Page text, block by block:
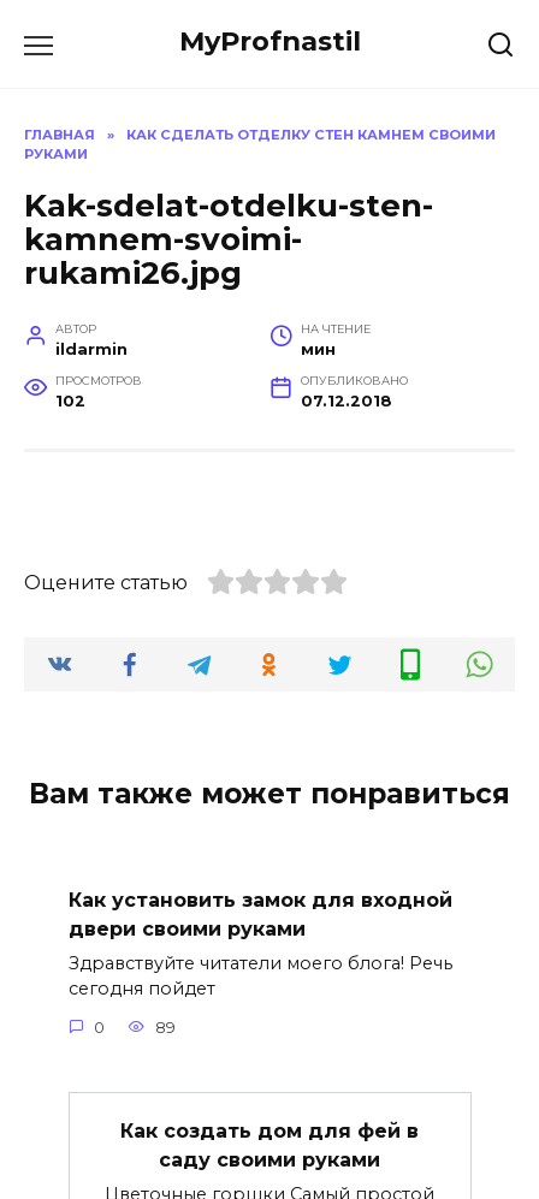
MyProfnastil
ГЛАВНАЯ »
КАК СДЕЛАТЬ ОТДЕЛКУ СТЕН КАМНЕМ СВОИМИ
РУКАМИ
Kak-sdelat-otdelku-sten-
kamnem-svoimi-
rukami26.jpg
АВТОР
ildarmin
НА ЧТЕНИЕ
мин
ПРОСМОТРОВ
102
ОПУБЛИКОВАНО
07.12.2018
Оцените статью
Вам также может понравиться
Как установить замок для входной
двери своими руками
Здравствуйте читатели моего блога! Речь
сегодня пойдет
0 89
Как создать дом для фей в
саду своими руками
Цветочные горшки Самый простой